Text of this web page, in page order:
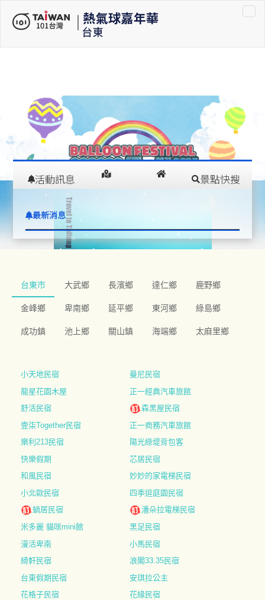
車
活動訊息
景點快搜
最新消息
台東市 大武鄉 長濱鄉 達仁鄉 鹿野鄉
金峰鄉 卑南鄉 延平鄉 東河鄉 綠島鄉
成功鎮 池上鄉 關山鎮 海端鄉 太麻里鄉
小天地民宿
曼尼民宿
龍星花園木屋
正一經典汽車旅館
舒活民宿
森黑屋民宿
壹柒Together民宿
正一商務汽車旅館
樂利213民宿
陽光綠堤背包客
快樂假期
芯居民宿
和風民宿
妙妙的家電梯民宿
小北歐民宿
四季逗庭園民宿
蝸居民宿
潘朵拉電梯民宿
米多麗 貓咪mini館
黑足民宿
漫活卑南
小馬民宿
綺軒民宿
浪閣33.35民宿
台東假期民宿
安琪拉公主
花格子民宿
花緣民宿